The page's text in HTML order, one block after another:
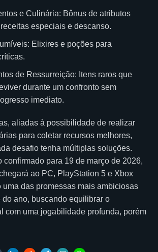
e Culinária: Bônus de atributos
especiais e descanso.
Elixires e poções para
de Ressurreição: Itens raros que
durante um confronto sem
imediato.
aliadas à possibilidade de realizar
para coletar recursos melhores,
desafio tenha múltiplas soluções.
confirmado para 19 de março de 2026,
ao PC, PlayStation 5 e Xbox
uma das promessas mais ambiciosas
do ano, buscando equilibrar o
com uma jogabilidade profunda, porém